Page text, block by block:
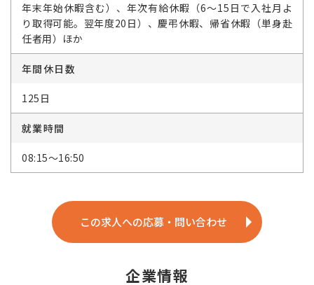
年末年始休暇含む）、年次有給休暇（6～15日で入社月よ
り取得可能。翌年度20日）、慶弔休暇、帰省休暇（単身赴
任者用）ほか
年間休日数
125日
就業時間
08:15～16:50
この求人への応募・問い合わせ
企業情報